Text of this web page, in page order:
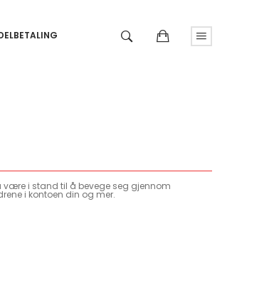
være i stand til å bevege seg gjennom
i kontoen din og mer.